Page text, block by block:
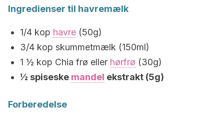
Ingredienser til havremælk
1/4 kop havre (50g)
3/4 kop skummetmælk (150ml)
1 ½ kop Chia frø eller hørfrø (30g)
½ spiseske mandel ekstrakt (5g)
Forberedelse